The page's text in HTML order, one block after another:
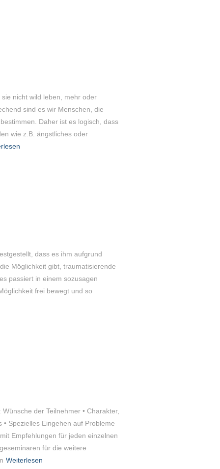
nicht wild leben, mehr oder
sind es wir Menschen, die
Daher ist es logisch, dass
wie z.B. ängstliches oder
dass es ihm aufgrund
Möglichkeit gibt, traumatisierende
passiert in einem sozusagen
frei bewegt und so
der Teilnehmer • Charakter,
Spezielles Eingehen auf Probleme
Empfehlungen für jeden einzelnen
für die weitere
Weiterlesen